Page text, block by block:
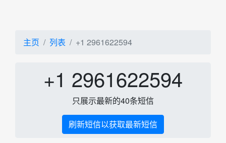
主页 列表 +1 2961622594
+1 2961622594
只展示最新的40条短信
刷新短信以获取最新短信